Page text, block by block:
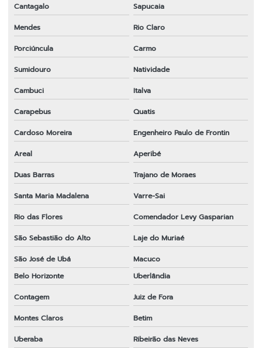
Tambor de embreagem para roçadeira em sp
Transmissão completa para roçadeira
Transmissão para roçadeira 28x9
Venda de peças para roçadeiras
Cantagalo
Sapucaia
Mendes
Rio Claro
Porciúncula
Carmo
Sumidouro
Natividade
Cambuci
Italva
Carapebus
Quatis
Cardoso Moreira
Engenheiro Paulo de Frontin
Areal
Aperibé
Duas Barras
Trajano de Moraes
Santa Maria Madalena
Varre-Sai
Rio das Flores
Comendador Levy Gasparian
São Sebastião do Alto
Laje do Muriaé
São José de Ubá
Macuco
Belo Horizonte
Uberlândia
Contagem
Juiz de Fora
Montes Claros
Betim
Uberaba
Ribeirão das Neves